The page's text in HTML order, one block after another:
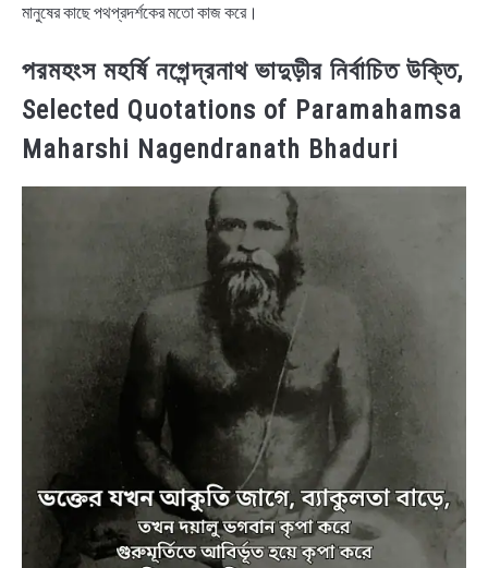
মানুষের কাছে পথপ্রদর্শকের মতো কাজ করে।
পরমহংস মহর্ষি নগেন্দ্রনাথ ভাদুড়ীর নির্বাচিত উক্তি,
Selected Quotations of Paramahamsa
Maharshi Nagendranath Bhaduri